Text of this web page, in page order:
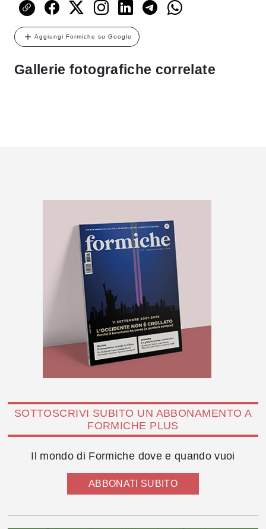
Aggiungi Formiche su Google
Gallerie fotografiche correlate
SOTTOSCRIVI SUBITO UN ABBONAMENTO A
FORMICHE PLUS
Il mondo di Formiche dove e quando vuoi
ABBONATI SUBITO